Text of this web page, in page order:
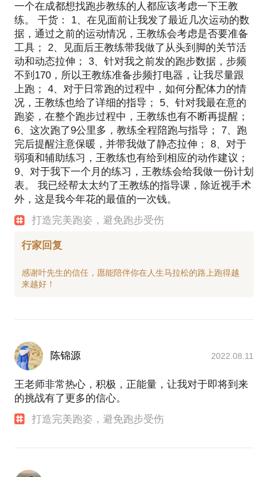
快步频更容易产生惯性，更能节省体能；
小步快频上下坡优势尤其明显
三．案例 短时间内迅速纠正，快速提高（10公里50分
+快速到46分）
http://mp.weixin.qq.com/s/D1RW5Ej5E89OjCu-
一个在成都想找跑步教练的人都应该考虑一下王教
练。 干货： 1、在见面前让我发了最近几次运动的数
据，通过之前的运动情况，王教练会考虑是否要准备
工具； 2、见面后王教练带我做了从头到脚的关节活
动和动态拉伸； 3、针对我之前发的跑步数据，步频
不到170，所以王教练准备步频打电器，让我尽量跟
上跑； 4、对于日常跑的过程中，如何分配体力的情
况，王教练也给了详细的指导； 5、针对我最在意的
跑姿，在整个跑步过程中，王教练也有不断再提醒；
6、这次跑了9公里多，教练全程陪跑与指导； 7、跑
完后提醒注意保暖，并带我做了静态拉伸； 8、对于
弱项和辅助练习，王教练也有给到相应的动作建议；
9、对于我下一个月的练习，王教练会给我做一份计划
表。 我已经帮太太约了王教练的指导课，除近视手术
外，这是我今年花的最值的一次钱。
打造完美跑姿，避免跑步受伤
行家回复
感谢叶先生的信任，愿能陪伴你在人生马拉松的路上跑得越
陈锦源 2022.08.11
王老师非常热心，积极，正能量，让我对于即将到来
的挑战有了更多的信心。
打造完美跑姿，避免跑步受伤